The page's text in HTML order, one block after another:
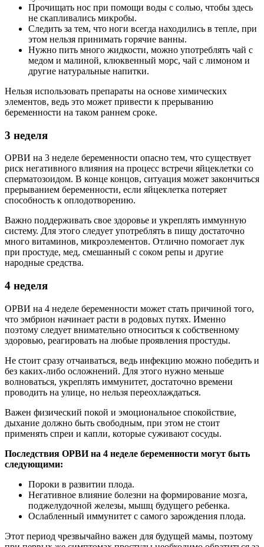
Прочищать нос при помощи воды с солью, чтобы здесь
не скапливались микробы.
Следить за тем, что ноги всегда находились в тепле, при
этом нельзя принимать горячие ванны.
Нужно пить много жидкости, можно употреблять чай с
медом и малиной, клюквенный морс, чай с лимоном и
другие натуральные напитки.
Нельзя использовать препараты на основе химических
элементов, ведь это может привести к прерыванию
беременности на таком раннем сроке.
3 неделя
ОРВИ на 3 неделе беременности опасно тем, что существует
риск негативного влияния на процесс встречи яйцеклетки со
сперматозоидом. В конце концов, ситуация может закончиться
прерыванием беременности, если яйцеклетка потеряет
способность к оплодотворению.
Важно поддерживать свое здоровье и укреплять иммунную
систему. Для этого следует употреблять в пищу достаточно
много витаминов, микроэлементов. Отлично помогает лук
при простуде, мед, смешанный с соком репы и другие
народные средства.
4 неделя
ОРВИ на 4 неделе беременности может стать причиной того,
что эмбрион начинает расти в родовых путях. Именно
поэтому следует внимательно относиться к собственному
здоровью, реагировать на любые проявления простуды.
Не стоит сразу отчаиваться, ведь инфекцию можно победить и
без каких-либо осложнений. Для этого нужно меньше
волноваться, укреплять иммунитет, достаточно времени
проводить на улице, но нельзя переохлаждаться.
Важен физический покой и эмоциональное спокойствие,
дыхание должно быть свободным, при этом не стоит
применять спреи и капли, которые суживают сосуды.
Последствия ОРВИ на 4 неделе беременности могут быть
следующими:
Пороки в развитии плода.
Негативное влияние болезни на формирование мозга,
поджелудочной железы, мышц будущего ребенка.
Ослабленный иммунитет с самого зарождения плода.
Этот период чрезвычайно важен для будущей мамы, поэтому